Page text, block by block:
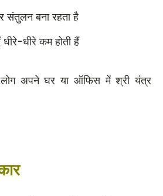
बना रहता है
धीरे-धीरे कम होती हैं
अपने घर या ऑफिस में श्री यंत्र